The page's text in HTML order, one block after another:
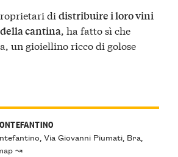
Via Giovanni Piumati, Bra,
↝
didistribuire i loro vini
cantina, ha fatto sì che
un gioiellino ricco di golose